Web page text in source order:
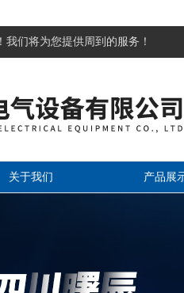
们将为您提供周到的服务！
关于我们 产品展